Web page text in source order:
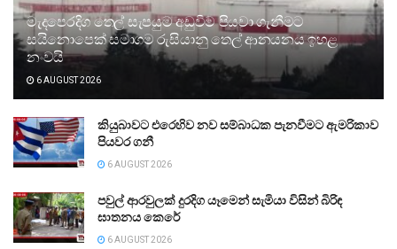
මැදපෙරදිග තෙල් සැපයුම අඩුවීම පියවා ගැනීමට
සයිනොපෙක් සමාගම රුසියානු තෙල් ආනයනය ඉහළ
නංවයි
6 AUGUST 2026
කියුබාවට එරෙහිව නව සම්බාධක පැනවීමට ඇමරිකාව
පියවර ගනී
6 AUGUST 2026
පවුල් ආරවුලක් දුරදිග යෑමෙන් සැමියා විසින් බිරිඳ
ඝාතනය කෙරේ
6 AUGUST 2026